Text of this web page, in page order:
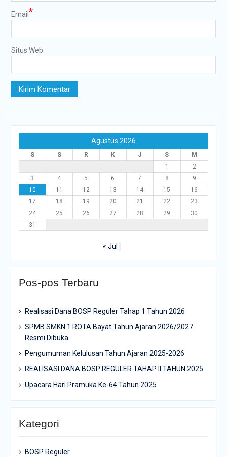
Email*
Situs Web
Agustus 2026
S S R K J S
M
1
2
3
4 5 6 7 8
9
10
11 12 13 14 15
16
17
18 19 20 21 22
23
24
25 26 27 28 29
30
31
« Jul
Pos-pos Terbaru
Realisasi Dana BOSP Reguler Tahap 1 Tahun 2026
SPMB SMKN 1 ROTA Bayat Tahun Ajaran 2026/2027
Resmi Dibuka
Pengumuman Kelulusan Tahun Ajaran 2025-2026
REALISASI DANA BOSP REGULER TAHAP II TAHUN 2025
Upacara Hari Pramuka Ke-64 Tahun 2025
Kategori
BOSP Reguler